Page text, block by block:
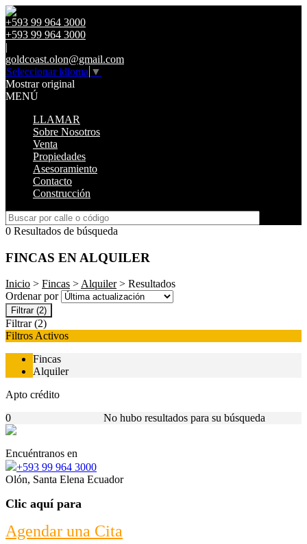
+593 99 964 3000
+593 99 964 3000
|
goldcoast.olon@gmail.com
Seleccionar idioma ▼
Mostrar original
MENÚ
LLAMAR
Sobre Nosotros
Venta
Propiedades
Asesoramiento
Contacto
Construcción
0 Resultados de búsqueda
FINCAS EN ALQUILER
Inicio > Fincas >Alquiler> Resultados
Ordenar por
Filtrar (2)
Filtrar (2)
Filtros Activos
Fincas
Alquiler
Apto crédito
No hubo resultados para su búsqueda
0
Encuéntranos en
+593 99 964 3000
Olón, Santa Elena Ecuador
Clic aquí para
Agendar una Cita